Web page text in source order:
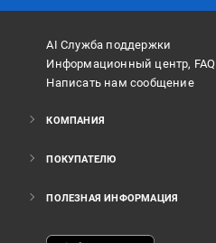
AI Служба поддержки
Информационный центр, FAQ
Написать нам сообщение
КОМПАНИЯ
ПОКУПАТЕЛЮ
ПОЛЕЗНАЯ ИНФОРМАЦИЯ